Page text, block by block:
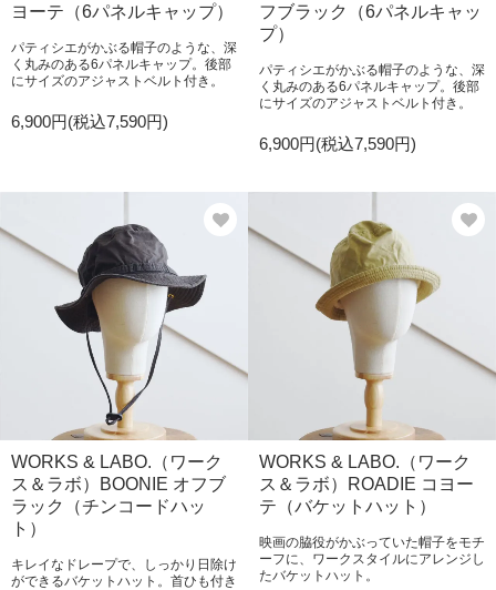
ヨーテ（6パネルキャップ）
パティシエがかぶる帽子のような、深
く丸みのある6パネルキャップ。後部
にサイズのアジャストベルト付き。
6,900円(税込7,590円)
フブラック（6パネルキャッ
プ）
パティシエがかぶる帽子のような、深
く丸みのある6パネルキャップ。後部
にサイズのアジャストベルト付き。
6,900円(税込7,590円)
WORKS & LABO.（ワーク
ス＆ラボ）BOONIE オフブ
ラック（チンコードハッ
ト）
キレイなドレープで、しっかり日除け
ができるバケットハット。首ひも付き
WORKS & LABO.（ワーク
ス＆ラボ）ROADIE コヨー
テ（バケットハット）
映画の脇役がかぶっていた帽子をモチ
ーフに、ワークスタイルにアレンジし
たバケットハット。